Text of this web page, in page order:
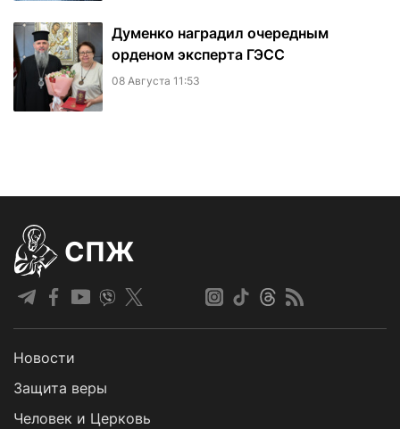
Думенко наградил очередным
орденом эксперта ГЭСС
08 Августа 11:53
СПЖ
Новости
Защита веры
Человек и Церковь